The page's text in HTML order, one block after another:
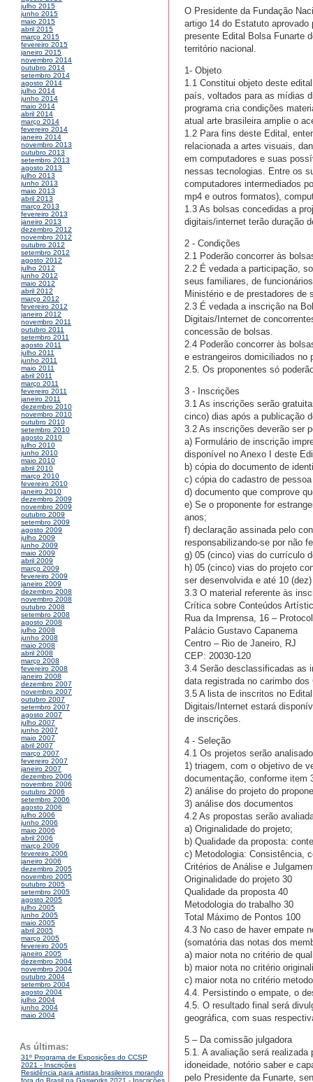
julho 2015
junho 2015
maio 2015
abril 2015
março 2015
fevereiro 2015
janeiro 2015
novembro 2014
outubro 2014
setembro 2014
agosto 2014
julho 2014
junho 2014
maio 2014
abril 2014
março 2014
fevereiro 2014
janeiro 2014
novembro 2013
outubro 2013
setembro 2013
agosto 2013
julho 2013
junho 2013
maio 2013
abril 2013
março 2013
fevereiro 2013
janeiro 2013
dezembro 2012
novembro 2012
outubro 2012
setembro 2012
agosto 2012
julho 2012
junho 2012
maio 2012
abril 2012
março 2012
fevereiro 2012
janeiro 2012
novembro 2011
outubro 2011
setembro 2011
agosto 2011
julho 2011
junho 2011
maio 2011
abril 2011
março 2011
fevereiro 2011
janeiro 2011
dezembro 2010
novembro 2010
outubro 2010
setembro 2010
agosto 2010
julho 2010
junho 2010
maio 2010
abril 2010
março 2010
fevereiro 2010
janeiro 2010
dezembro 2009
novembro 2009
outubro 2009
setembro 2009
agosto 2009
julho 2009
junho 2009
maio 2009
abril 2009
março 2009
fevereiro 2009
janeiro 2009
dezembro 2008
novembro 2008
outubro 2008
setembro 2008
agosto 2008
julho 2008
junho 2008
maio 2008
abril 2008
março 2008
fevereiro 2008
janeiro 2008
dezembro 2007
novembro 2007
outubro 2007
setembro 2007
agosto 2007
julho 2007
junho 2007
maio 2007
abril 2007
março 2007
fevereiro 2007
janeiro 2007
dezembro 2006
novembro 2006
outubro 2006
setembro 2006
agosto 2006
julho 2006
junho 2006
maio 2006
abril 2006
março 2006
fevereiro 2006
janeiro 2006
dezembro 2005
novembro 2005
outubro 2005
setembro 2005
agosto 2005
julho 2005
junho 2005
maio 2005
abril 2005
março 2005
fevereiro 2005
janeiro 2005
dezembro 2004
novembro 2004
outubro 2004
setembro 2004
agosto 2004
julho 2004
junho 2004
maio 2004
As últimas:
31º Programa de Exposições do CCSP
2021 - Inscrições
Residência para artistas brasileiros morando
O Presidente da Fundação
artigo 14 do Estatuto aprovado
presente Edital Bolsa Funarte
território nacional.
1- Objeto
1.1 Constitui objeto deste
país, voltados para as mídias
programa cria condições
atual arte brasileira amplie o
1.2 Para fins deste Edital,
relacionada a artes visuais,
em computadores e suas
nessas tecnologias. Entre os
computadores intermediados
mp4 e outros formatos),
1.3 As bolsas concedidas a
digitais/internet terão duração
2 - Condições
2.1 Poderão concorrer às
2.2 É vedada a participação,
seus familiares, de
Ministério e de prestadores de
2.3 É vedada a inscrição na
Digitais/Internet de
concessão de bolsas.
2.4 Poderão concorrer às
e estrangeiros domiciliados no
2.5. Os proponentes só
3 - Inscrições
3.1 As inscrições serão
cinco) dias após a publicação
3.2 As inscrições deverão ser
a) Formulário de inscrição
disponível no Anexo I deste
b) cópia do documento de
c) cópia do cadastro de
d) documento que comprove
e) Se o proponente for
anos;
f) declaração assinada pelo
responsabilizando-se por não
g) 05 (cinco) vias do currículo
h) 05 (cinco) vias do projeto
ser desenvolvida e até 10
3.3 O material referente às
Crítica sobre Conteúdos
Rua da Imprensa, 16 –
Palácio Gustavo Capanema
Centro – Rio de Janeiro, RJ
CEP: 20030-120
3.4 Serão desclassificadas as
data registrada no carimbo
3.5 A lista de inscritos no
Digitais/Internet estará
de inscrições.
4 - Seleção
4.1 Os projetos serão
1) triagem, com o objetivo de
documentação, conforme item
2) análise do projeto do
3) análise dos documentos
4.2 As propostas serão
a) Originalidade do projeto;
b) Qualidade da proposta:
c) Metodologia: Consistência,
Critérios de Análise e
Originalidade do projeto 30
Qualidade da proposta 40
Metodologia do trabalho 30
Total Máximo de Pontos 100
4.3 No caso de haver empate
(somatória das notas dos
a) maior nota no critério de
b) maior nota no critério
c) maior nota no critério
4.4. Persistindo o empate, o
4.5. O resultado final será
geográfica, com suas
5 – Da comissão julgadora
5.1. A avaliação será
idoneidade, notório saber e
pelo Presidente da Funarte,